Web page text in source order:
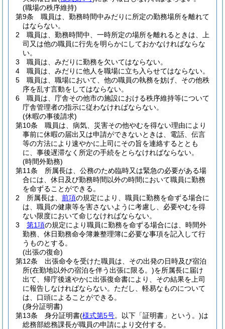
(職場の秩序維持)
第9条
職員は、勤務時間中みだりに所定の勤務場所を離れて
はならない。
2
職員は、勤務時間中、一時所定の場所を離れるときは、上
司又は他の職員に行先を明らかにしておかなければならな
い。
3
職員は、みだりに勤務を欠いてはならない。
4
職員は、みだりに他人を職場に立ち入らせてはならない。
5
職員は、職場において、他の職員の執務を妨げ、その他秩
序を乱す言動をしてはならない。
6
職員は、庁舎その他市の施設における秩序維持等について
庁舎管理者の指示に従わなければならない。
(休暇の事後請求)
第10条
職員は、病気、災害その他やむを得ない理由により
事前に休暇の届出又は申請ができないときは、電話、伝言
等の方法により速やかに上司にその旨を連絡するととも
に、事後遅滞なく所定の手続をとらなければならない。
(時間外勤務)
第11条
所属長は、公務のため臨時又は緊急の必要がある場
合には、休日及び勤務時間以外の時間において職員に勤務
を命ずることができる。
2
所属長は、 前項の規定により、職員に勤務を命ずる場合に
は、職員の健康等を害さないように考慮し、必要やむを得
ない限度において命じなければならない。
3
第1項の規定により職員に勤務を命ずる場合には、時間外
勤務、休日勤務命令簿兼整理簿に必要な事項を記入して行
うものとする。
(出張の復命)
第12条
出張命令を受けた職員は、その出発の日時及び宿泊
所(在勤地以外の宿泊を伴う出張に限る。)を所属長に届け
出て、帰庁後速やかに出張復命書により、その結果を上司
に報告しなければならない。 ただし、軽易なものについて
は、口頭によることができる。
(身分証明書)
第13条
身分証明書(様式第5号。以下「証明書」という。)は
総務部総務課長が職員の申請により交付する。